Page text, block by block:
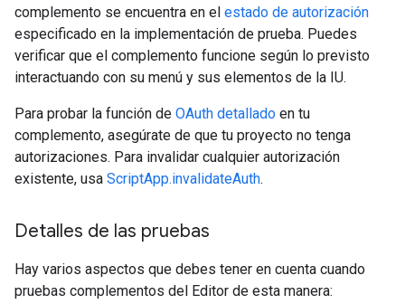
complemento se encuentra en el estado de autorización
especificado en la implementación de prueba. Puedes
verificar que el complemento funcione según lo previsto
interactuando con su menú y sus elementos de la IU.
Para probar la función de OAuth detallado en tu
complemento, asegúrate de que tu proyecto no tenga
autorizaciones. Para invalidar cualquier autorización
existente, usa ScriptApp.invalidateAuth.
Detalles de las pruebas
Hay varios aspectos que debes tener en cuenta cuando
pruebas complementos del Editor de esta manera: